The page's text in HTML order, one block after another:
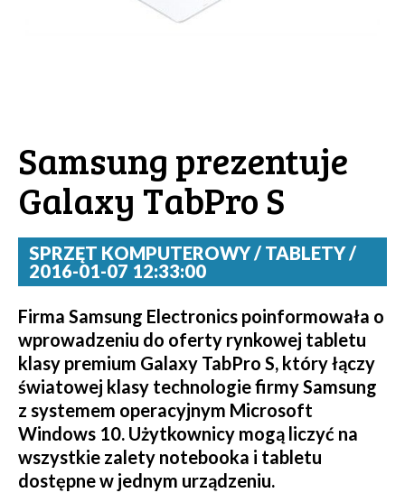
Samsung prezentuje
Galaxy TabPro S
SPRZĘT KOMPUTEROWY / TABLETY /
2016-01-07 12:33:00
Firma Samsung Electronics poinformowała o
wprowadzeniu do oferty rynkowej tabletu
klasy premium Galaxy TabPro S, który łączy
światowej klasy technologie firmy Samsung
z systemem operacyjnym Microsoft
Windows 10. Użytkownicy mogą liczyć na
wszystkie zalety notebooka i tabletu
dostępne w jednym urządzeniu.